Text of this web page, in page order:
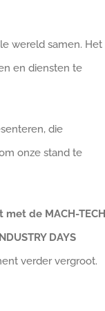
wereld samen. Het
en diensten te
die
onze stand te
met de MACH-TECH
DAYS
verder vergroot.